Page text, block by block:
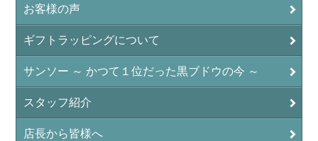
お客様の声
ギフトラッピングについて
サンソー ～ かつて１位だった黒ブドウの今 ～
スタッフ紹介
店長から皆様へ